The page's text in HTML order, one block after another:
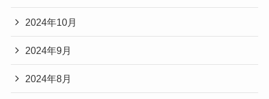
2024年10月
2024年9月
2024年8月